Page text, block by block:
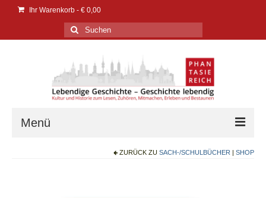
Ihr Warenkorb - € 0,00
Suchen
nach:
Menü
ZURÜCK ZU SACH-/SCHULBÜCHER SHOP